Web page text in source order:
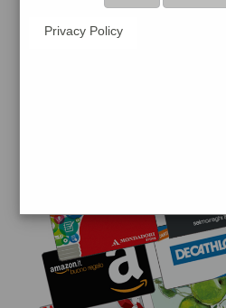
raccogli punti
Privacy Policy